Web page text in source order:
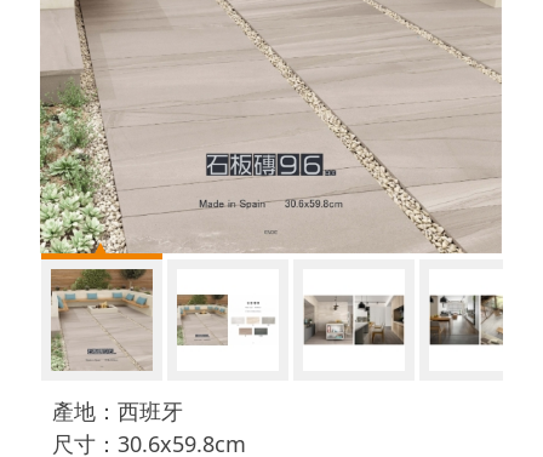
產地：西班牙
尺寸：30.6x59.8cm